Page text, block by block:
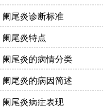
阑尾炎诊断标准
阑尾炎特点
阑尾炎的病情分类
阑尾炎的病因简述
阑尾炎病症表现